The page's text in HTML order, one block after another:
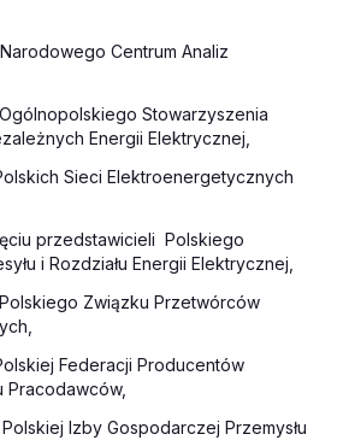
Centrum Analiz
Stowarzyszenia
Energii Elektrycznej,
Sieci Elektroenergetycznych
przedstawicieli Polskiego
i Rozdziału Energii Elektrycznej,
Związku Przetwórców
Federacji Producentów
Pracodawców,
Izby Gospodarczej Przemysłu